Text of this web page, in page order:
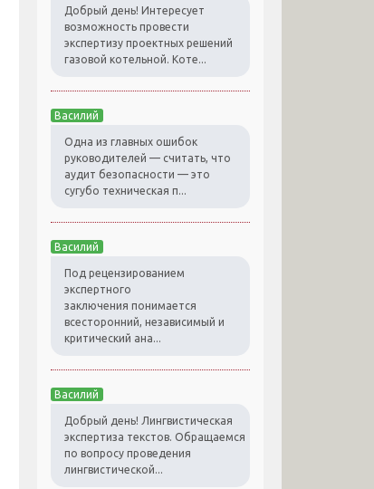
Добрый день! Интересует
возможность провести
экспертизу проектных решений
газовой котельной. Коте...
Василий
Одна из главных ошибок
руководителей — считать, что
аудит безопасности — это
сугубо техническая п...
Василий
Под рецензированием
экспертного
заключения понимается
всесторонний, независимый и
критический ана...
Василий
Добрый день! Лингвистическая
экспертиза текстов. Обращаемся
по вопросу проведения
лингвистической...